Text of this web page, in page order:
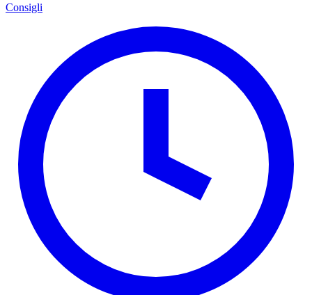
Consigli